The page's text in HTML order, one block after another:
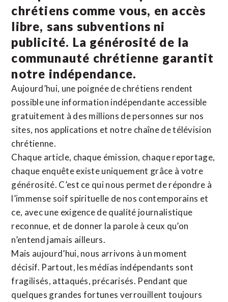
chrétiens comme vous, en accès
libre, sans subventions ni
publicité. La générosité de la
communauté chrétienne garantit
notre indépendance.
Aujourd’hui, une poignée de chrétiens rendent
possible une information indépendante accessible
gratuitement à des millions de personnes sur nos
sites, nos applications et notre chaîne de télévision
chrétienne.
Chaque article, chaque émission, chaque reportage,
chaque enquête existe uniquement grâce à votre
générosité. C’est ce qui nous permet de répondre à
l’immense soif spirituelle de nos contemporains et
ce, avec une exigence de qualité journalistique
reconnue, et de donner la parole à ceux qu’on
n’entend jamais ailleurs.
Mais aujourd’hui, nous arrivons à un moment
décisif. Partout, les médias indépendants sont
fragilisés, attaqués, précarisés. Pendant que
quelques grandes fortunes verrouillent toujours